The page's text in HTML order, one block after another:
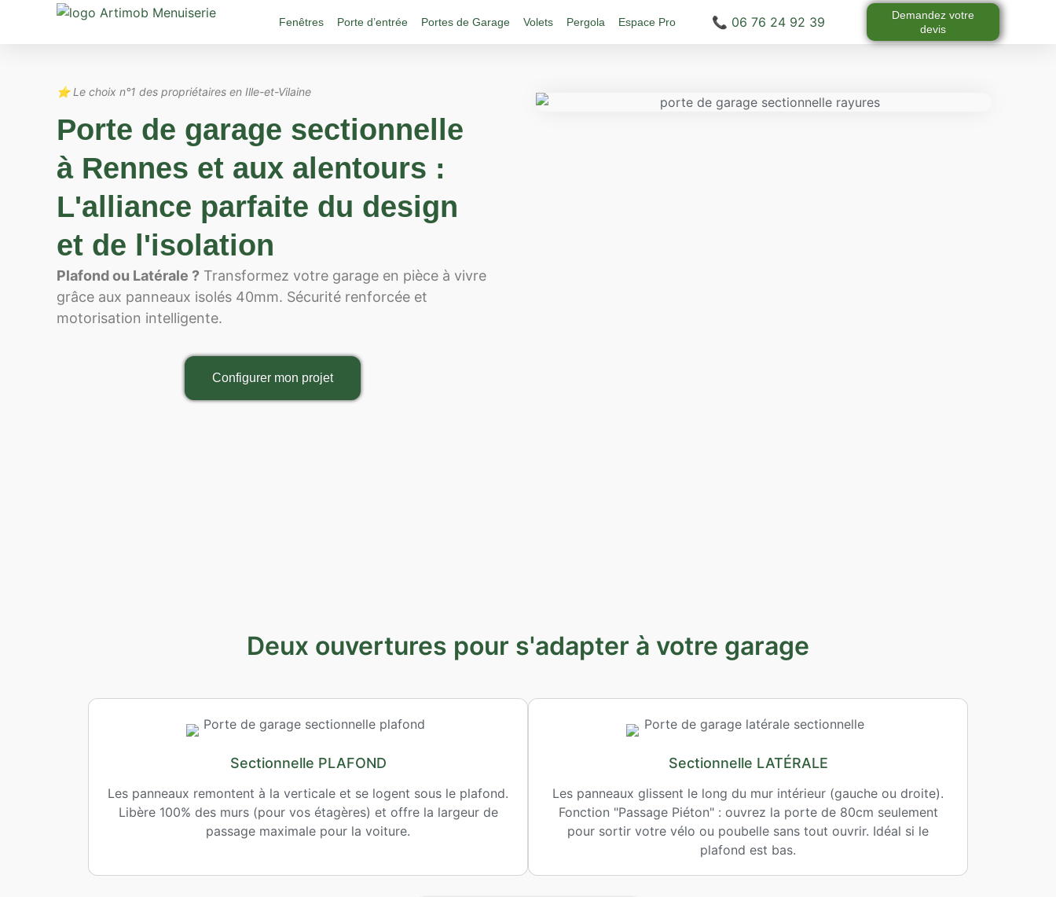
Fenêtres Porte d’entrée Portes de Garage Volets Pergola Espace Pro 📞 06 76 24 92 39
Demandez votre
devis
⭐ Le choix n°1 des propriétaires en Ille-et-Vilaine
Porte de garage sectionnelle
à Rennes et aux alentours :
L'alliance parfaite du design
et de l'isolation
Plafond ou Latérale ? Transformez votre garage en pièce à vivre
grâce aux panneaux isolés 40mm. Sécurité renforcée et
motorisation intelligente.
Configurer mon projet
Deux ouvertures pour s'adapter à votre garage
Sectionnelle PLAFOND
Les panneaux remontent à la verticale et se logent sous le plafond.
Libère 100% des murs (pour vos étagères) et offre la largeur de
passage maximale pour la voiture.
Sectionnelle LATÉRALE
Les panneaux glissent le long du mur intérieur (gauche ou droite).
Fonction "Passage Piéton" : ouvrez la porte de 80cm seulement
pour sortir votre vélo ou poubelle sans tout ouvrir. Idéal si le
plafond est bas.